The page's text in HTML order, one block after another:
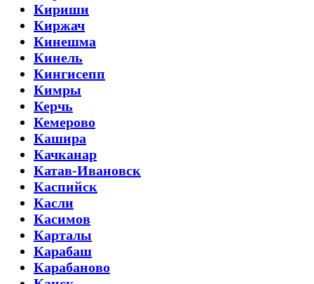
Кириши
Киржач
Кинешма
Кинель
Кингисепп
Кимры
Керчь
Кемерово
Кашира
Качканар
Катав-Ивановск
Каспийск
Касли
Касимов
Карталы
Карабаш
Карабаново